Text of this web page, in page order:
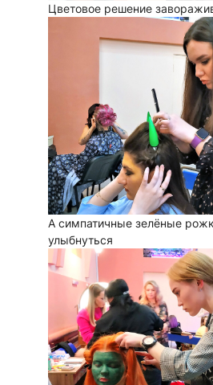
Цветовое решение
А симпатичные зелёные
улыбнуться